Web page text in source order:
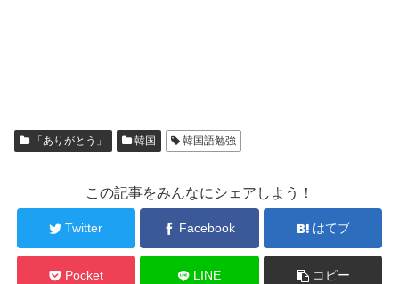
「ありがとう」 韓国 韓国語勉強
この記事をみんなにシェアしよう！
Twitter Facebook はてブ
Pocket LINE コピー